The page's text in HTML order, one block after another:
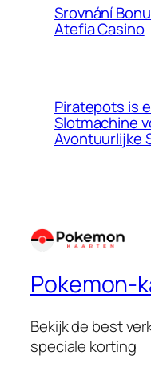
Srovnání
Atefia Casino
Piratepots is
Slotmachine
Avontuurlijke
Pokemon-
Bekijk de best
speciale korting